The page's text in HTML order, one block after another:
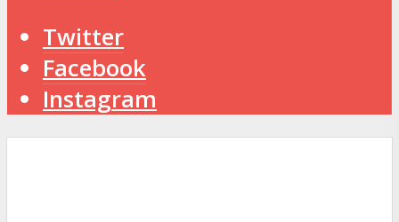
Twitter
Facebook
Instagram